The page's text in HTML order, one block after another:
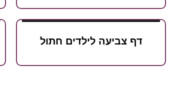
דף צביעה לילדים חתול